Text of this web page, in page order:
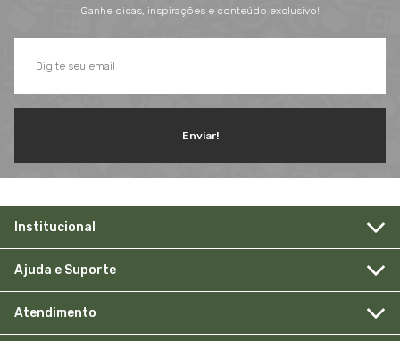
Ganhe dicas, inspirações e conteúdo exclusivo!
Enviar!
Institucional
Ajuda e Suporte
Atendimento